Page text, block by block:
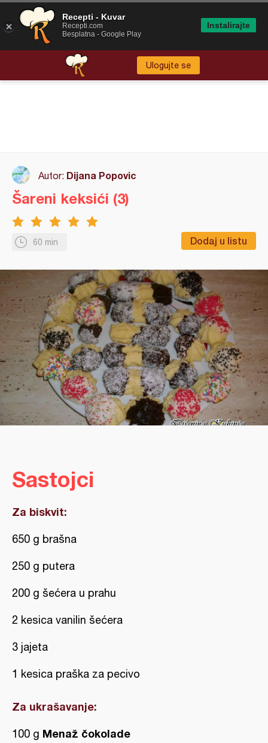
Ulogujte se
Autor: Dijana Popovic
60 min Dodaj u listu
Šareni keksići (3)
Sastojci
Za biskvit:
650 g brašna
250 g putera
200 g šećera u prahu
2 kesica vanilin šećera
3 jajeta
1 kesica praška za pecivo
Za ukrašavanje:
100 g Menaž čokolade
Recepti - Kuvar
Recepti.com
Besplatna - Google Play
Instalirajte